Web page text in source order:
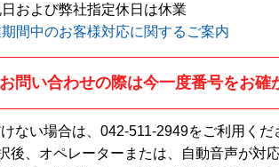
および弊社指定休日は休業
間中のお客様対応に関するご案内
問い合わせの際は今一度番号をお確
ない場合は、 042-511-2949をご利用くだ
後、オペレーターまたは、自動音声が対